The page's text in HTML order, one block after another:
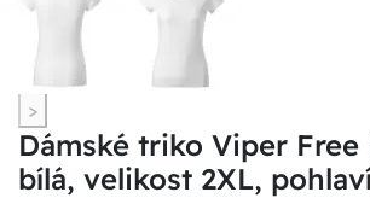
>
Dámské triko Viper Free
bílá, velikost 2XL,